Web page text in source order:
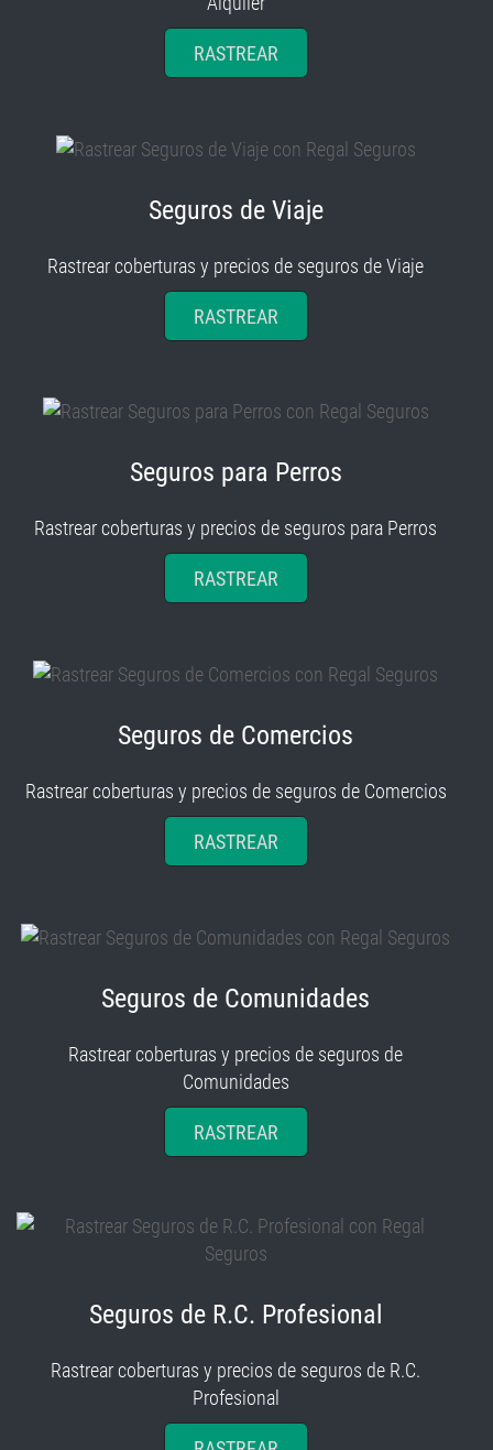
RASTREAR
Seguros de Viaje
Rastrear coberturas y precios de seguros de Viaje
RASTREAR
Seguros para Perros
Rastrear coberturas y precios de seguros para Perros
RASTREAR
Seguros de Comercios
Rastrear coberturas y precios de seguros de Comercios
RASTREAR
Seguros de Comunidades
Rastrear coberturas y precios de seguros de
Comunidades
RASTREAR
Seguros de R.C. Profesional
Rastrear coberturas y precios de seguros de R.C.
Profesional